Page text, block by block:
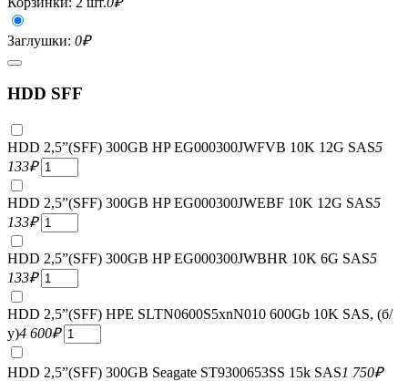
Заглушки: 0₽
HDD SFF
HDD 2,5”(SFF) 300GB HP EG000300JWFVB 10K 12G SAS5
133₽
HDD 2,5”(SFF) 300GB HP EG000300JWEBF 10K 12G SAS5
133₽
HDD 2,5”(SFF) 300GB HP EG000300JWBHR 10K 6G SAS5
133₽
HDD 2,5”(SFF) HPE SLTN0600S5xnN010 600Gb 10K SAS, (б/
у)4 600₽
HDD 2,5”(SFF) 300GB Seagate ST9300653SS 15k SAS1 750₽